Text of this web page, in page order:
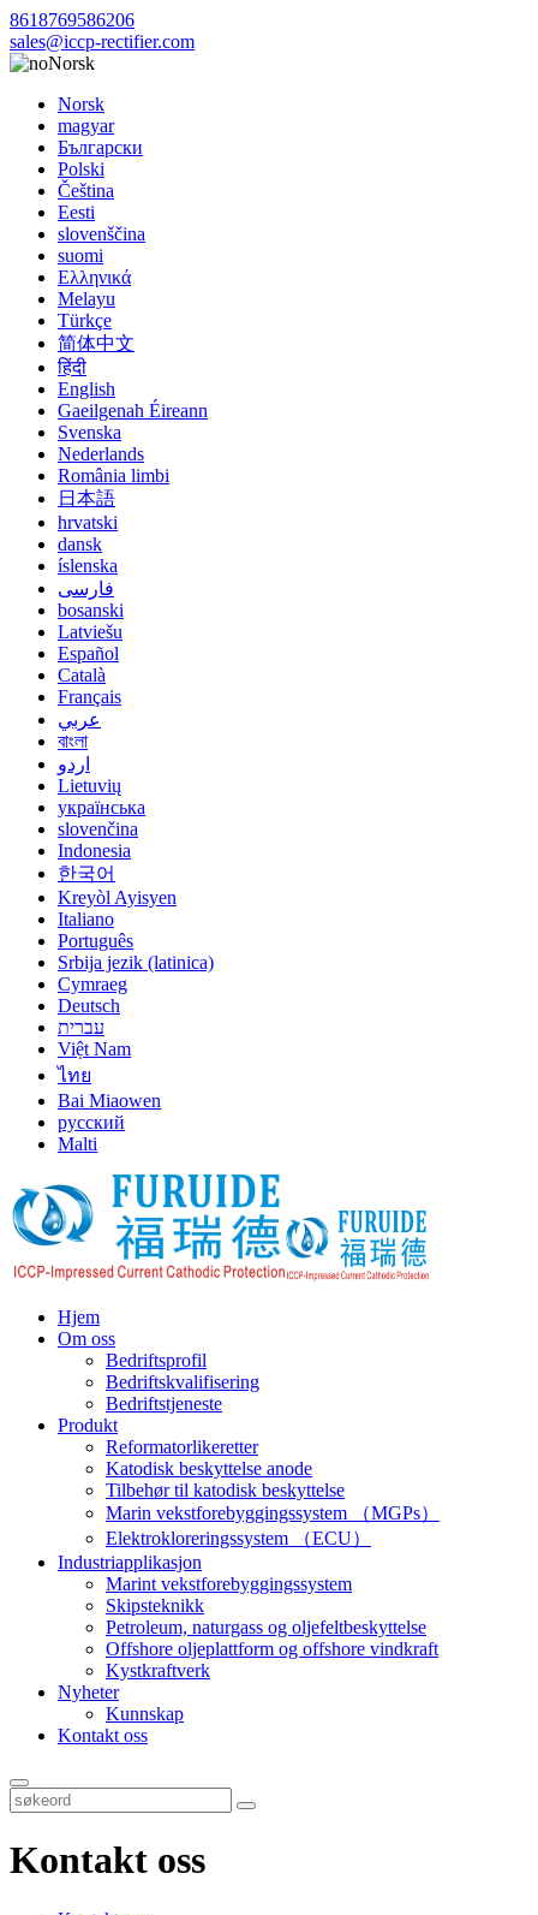
8618769586206
sales@iccp-rectifier.com
Norsk
Norsk
magyar
Български
Polski
Čeština
Eesti
slovenščina
suomi
Ελληνικά
Melayu
Türkçe
简体中文
हिंदी
English
Gaeilgenah Éireann
Svenska
Nederlands
România limbi
日本語
hrvatski
dansk
íslenska
فارسی
bosanski
Latviešu
Español
Català
Français
عربي
বাংলা
اردو
Lietuvių
українська
slovenčina
Indonesia
한국어
Kreyòl Ayisyen
Italiano
Português
Srbija jezik (latinica)
Cymraeg
Deutsch
עברית
Việt Nam
ไทย
Bai Miaowen
русский
Malti
Hjem
Om oss
Bedriftsprofil
Bedriftskvalifisering
Bedriftstjeneste
Produkt
Reformatorlikeretter
Katodisk beskyttelse anode
Tilbehør til katodisk beskyttelse
Marin vekstforebyggingssystem （MGPs）
Elektrokloreringssystem （ECU）
Industriapplikasjon
Marint vekstforebyggingssystem
Skipsteknikk
Petroleum, naturgass og oljefeltbeskyttelse
Offshore oljeplattform og offshore vindkraft
Kystkraftverk
Nyheter
Kunnskap
Kontakt oss
Kontakt oss